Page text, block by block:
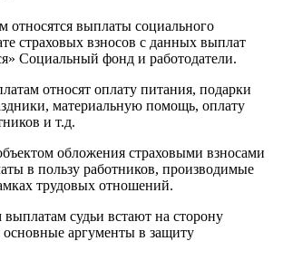
относятся выплаты социального
страховых взносов с данных выплат
Социальный фонд и работодатели.
относят оплату питания, подарки
материальную помощь, оплату
и т.д.
обложения страховыми взносами
в пользу работников, производимые
трудовых отношений.
судьи встают на сторону
основные аргументы в защиту